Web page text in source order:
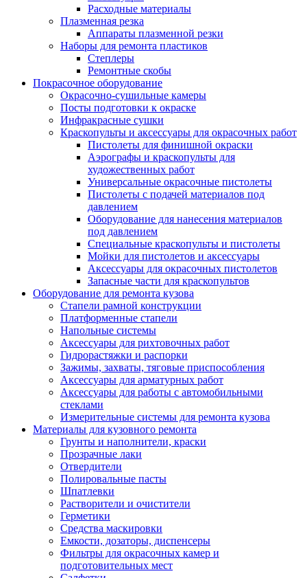
Расходные материалы
Плазменная резка
Аппараты плазменной резки
Наборы для ремонта пластиков
Степлеры
Ремонтные скобы
Покрасочное оборудование
Окрасочно-сушильные камеры
Посты подготовки к окраске
Инфракрасные сушки
Краскопульты и аксессуары для окрасочных работ
Пистолеты для финишной окраски
Аэрографы и краскопульты для
художественных работ
Универсальные окрасочные пистолеты
Пистолеты с подачей материалов под
давлением
Оборудование для нанесения материалов
под давлением
Специальные краскопульты и пистолеты
Мойки для пистолетов и аксессуары
Аксессуары для окрасочных пистолетов
Запасные части для краскопультов
Оборудование для ремонта кузова
Стапели рамной конструкции
Платформенные стапели
Напольные системы
Аксессуары для рихтовочных работ
Гидрорастяжки и распорки
Зажимы, захваты, тяговые приспособления
Аксессуары для арматурных работ
Аксессуары для работы с автомобильными
стеклами
Измерительные системы для ремонта кузова
Материалы для кузовного ремонта
Грунты и наполнители, краски
Прозрачные лаки
Отвердители
Полировальные пасты
Шпатлевки
Растворители и очистители
Герметики
Средства маскировки
Емкости, дозаторы, диспенсеры
Фильтры для окрасочных камер и
подготовительных мест